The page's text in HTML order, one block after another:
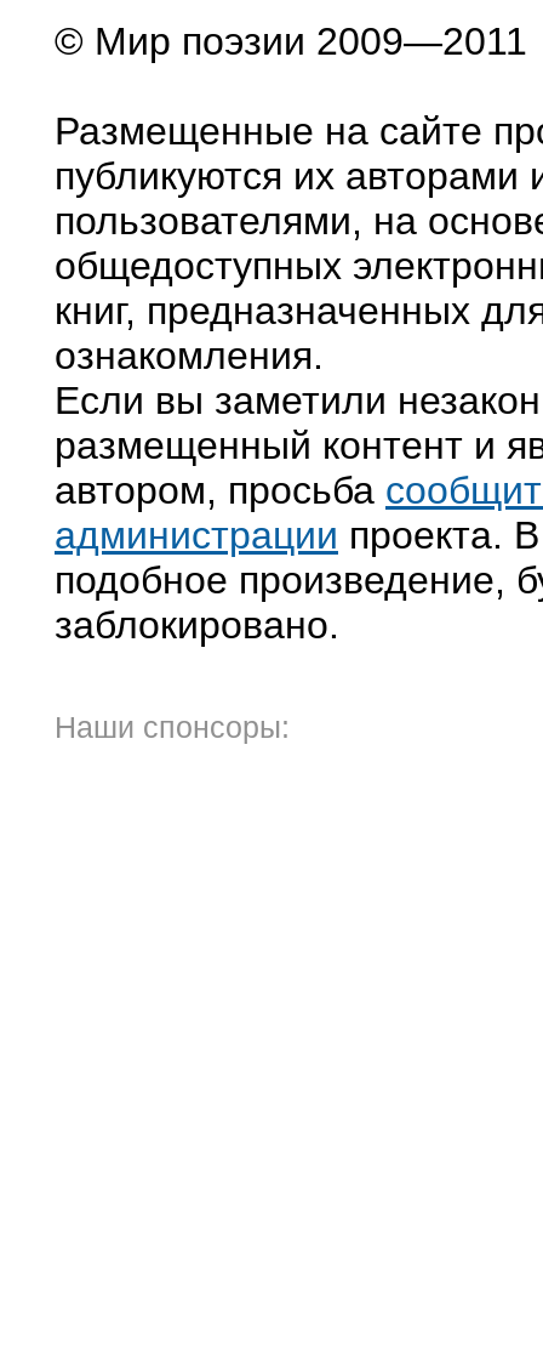
© Мир поэзии 2009—2011
Размещенные на сайте
публикуются их авторами
пользователями, на
общедоступных
книг, предназначенных
ознакомления.
Если вы заметили
размещенный контент и
автором, просьба
администрации проекта.
подобное произведение,
заблокировано.
Наши спонсоры: